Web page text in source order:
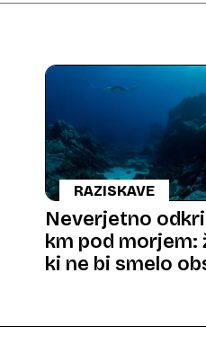
RAZISKAVE
Neverjetno
km pod morjem:
ki ne bi smelo